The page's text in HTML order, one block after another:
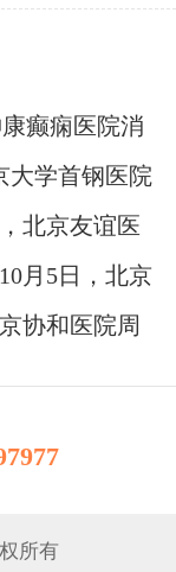
会诊，破解癫
癫痫医院消
大学首钢医院
破解癫痫疑难
北京友谊医
破解癫痫难
月5日，北京
癫痫大额救
协和医院周
所有